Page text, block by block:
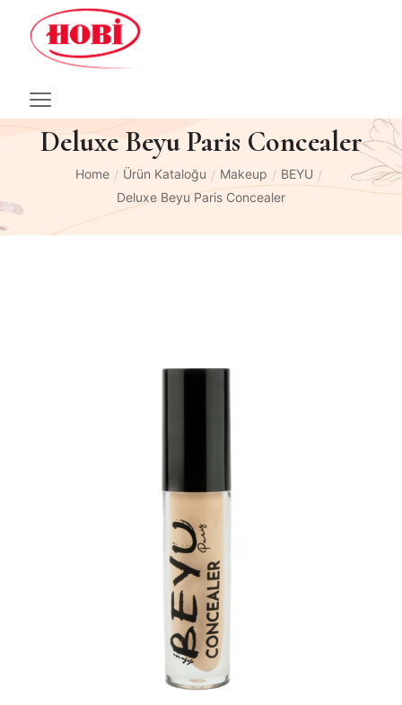
Deluxe Beyu Paris Concealer
Home / Ürün Kataloğu / Makeup / BEYU /
Deluxe Beyu Paris Concealer